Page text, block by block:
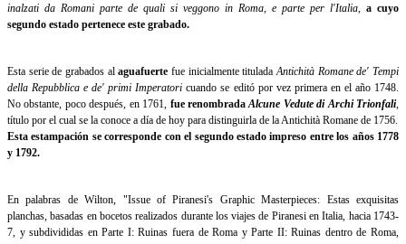
inalzati da Romani parte de quali si veggono in Roma, e parte per l'Italia
a cuyo
segundo estado pertenece este grabado.
Esta serie de grabados alaguafuerte fue inicialmente tituladaAntichità Romane de' Tempi
della Repubblica e de' primi Imperatori cuando se editó por vez primera en el año 1748.
No obstante, poco después, en 1761, fue renombradaAlcune Vedute di Archi Trionfali,
título por el cual se la conoce a día de hoy para distinguirla de la Antichità Romane de 1756.
Esta estampación se corresponde con el segundo estado impreso entre los años 1778
y 1792.
En palabras de Wilton, "Issue of Piranesi's Graphic Masterpieces: Estas exquisitas
planchas, basadas en bocetos realizados durante los viajes de Piranesi en Italia, hacia 1743-
7, y subdivididas en Parte I: Ruinas fuera de Roma y Parte II: Ruinas dentro de Roma,